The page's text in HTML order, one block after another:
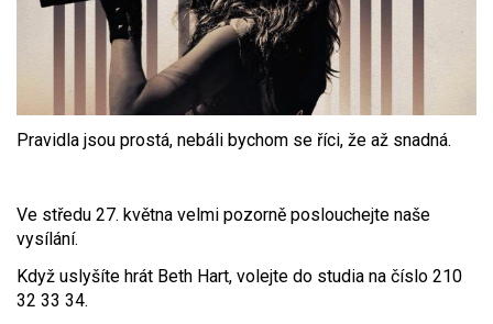
Pravidla jsou prostá, nebáli bychom se říci, že až snadná.
Ve středu 27. května velmi pozorně poslouchejte naše
vysílání.
Když uslyšíte hrát Beth Hart, volejte do studia na číslo 210
32 33 34.